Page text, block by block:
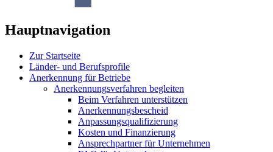
Hauptnavigation
Zur Startseite
Länder- und Berufsprofile
Anerkennung für Betriebe
Anerkennungsverfahren begleiten
Beim Verfahren unterstützen
Anerkennungsbescheid
Anpassungsqualifizierung
Kosten und Finanzierung
Ansprechpartner für Unternehmen